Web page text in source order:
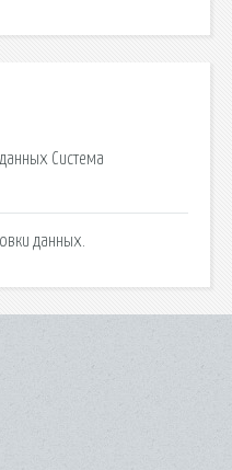
Система
данных.